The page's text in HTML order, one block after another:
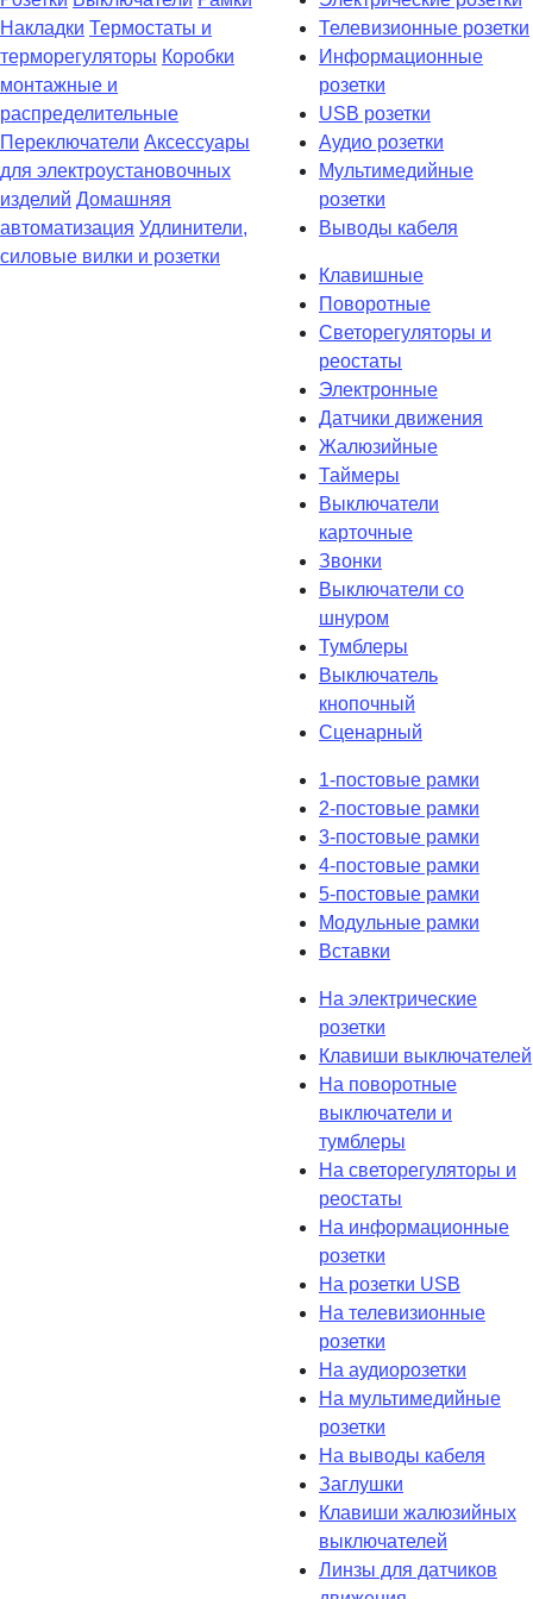
Накладки Термостаты и
терморегуляторы Коробки
монтажные и
распределительные
Переключатели Аксессуары
для электроустановочных
изделий Домашняя
автоматизация Удлинители,
силовые вилки и розетки
Телевизионные розетки
Информационные
розетки
USB розетки
Аудио розетки
Мультимедийные
розетки
Выводы кабеля
Клавишные
Поворотные
Светорегуляторы и
реостаты
Электронные
Датчики движения
Жалюзийные
Таймеры
Выключатели
карточные
Звонки
Выключатели со
шнуром
Тумблеры
Выключатель
кнопочный
Сценарный
1-постовые рамки
2-постовые рамки
3-постовые рамки
4-постовые рамки
5-постовые рамки
Модульные рамки
Вставки
На электрические
розетки
Клавиши выключателей
На поворотные
выключатели и
тумблеры
На светорегуляторы и
реостаты
На информационные
розетки
На розетки USB
На телевизионные
розетки
На аудиорозетки
На мультимедийные
розетки
На выводы кабеля
Заглушки
Клавиши жалюзийных
выключателей
Линзы для датчиков